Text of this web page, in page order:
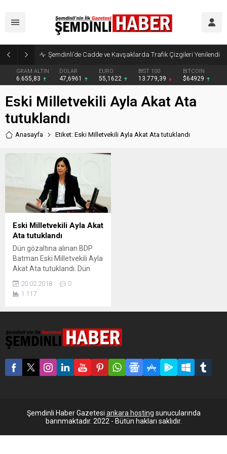
Şemdinli’de Cadde ve Kavşaklarda Trafik Çizgileri Yenilendi
GRAM ALTIN
6.655,83
DOLAR
47,6961
EURO
55,1622
BIST 100
13.779,39
BITCOIN
$64929
Eski Milletvekili Ayla Akat Ata
tutuklandı
Anasayfa Etiket: Eski Milletvekili Ayla Akat Ata tutuklandı
Eski Milletvekili Ayla Akat
Ata tutuklandı
Dün gözaltına alınan BDP
Batman Eski Milletvekili Ayla
Akat Ata tutuklandı. Dün
basılarak gözaltına alınan
Tevgera Jinên Azad (TJA)
Ardahan'da açılan bir dava
nedeniyle yakalama kararı
bulunduğu öğrenilen Ata, İl
Emniyet Müdürlüğü TEM
Şube'ye götürülmüştü. Ata,
20.02.2018
0
1.117
Şemdinli Haber Gazetesi ankara hosting sunucularında
barınmaktadır. 2022 - Bütün hakları saklıdır.